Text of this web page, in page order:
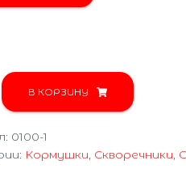
В КОРЗИНУ
0100-1
Кормушки, Скворечники,